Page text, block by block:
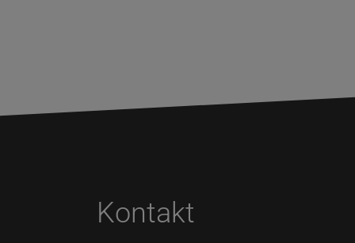
Kontakt